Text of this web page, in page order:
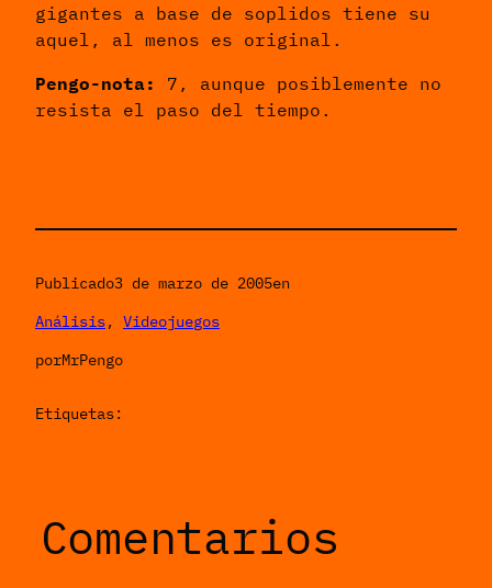
gigantes a base de soplidos tiene su
aquel, al menos es original.
Pengo-nota:
7, aunque posiblemente no
resista el paso del tiempo.
Publicado3 de marzo de 2005en
Análisis, Videojuegos
porMrPengo
Etiquetas:
Comentarios